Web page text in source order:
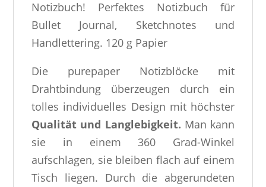
Notizbuch! Perfektes Notizbuch für
Bullet Journal, Sketchnotes und
Handlettering. 120 g Papier
Die purepaper Notizblöcke mit
Drahtbindung überzeugen durch ein
tolles individuelles Design mit höchster
Qualität und Langlebigkeit. Man kann
sie in einem 360 Grad-Winkel
aufschlagen, sie bleiben flach auf einem
Tisch liegen. Durch die abgerundeten